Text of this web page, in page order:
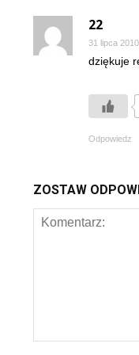
22
31 lipca
dziękuje
Odpowiedz
ZOSTAW